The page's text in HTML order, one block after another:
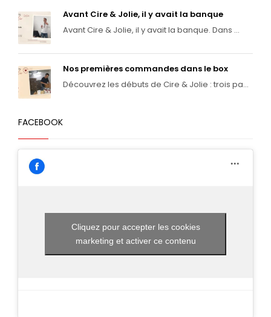
Avant Cire & Jolie, il y avait la banque
Avant Cire & Jolie, il y avait la banque. Dans ...
Nos premières commandes dans le box
Découvrez les débuts de Cire & Jolie : trois pa...
FACEBOOK
Cliquez pour accepter les cookies
marketing et activer ce contenu